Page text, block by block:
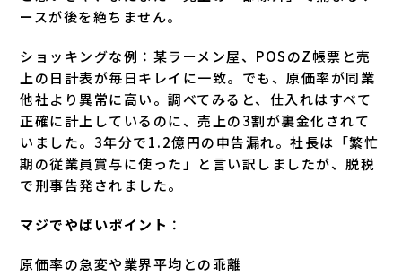
ースが後を絶ちません。
ショッキングな例：某ラーメン屋、POSのZ帳票と売
上の日計表が毎日キレイに一致。でも、原価率が同業
他社より異常に高い。調べてみると、仕入れはすべて
正確に計上しているのに、売上の3割が裏金化されて
いました。3年分で1.2億円の申告漏れ。社長は「繁忙
期の従業員賞与に使った」と言い訳しましたが、脱税
で刑事告発されました。
マジでやばいポイント ：
原価率の急変や業界平均との乖離